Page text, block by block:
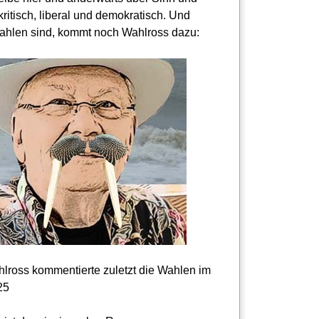
liberal und demokratisch. Und
sind, kommt noch Wahlross dazu:
kommentierte zuletzt die Wahlen im